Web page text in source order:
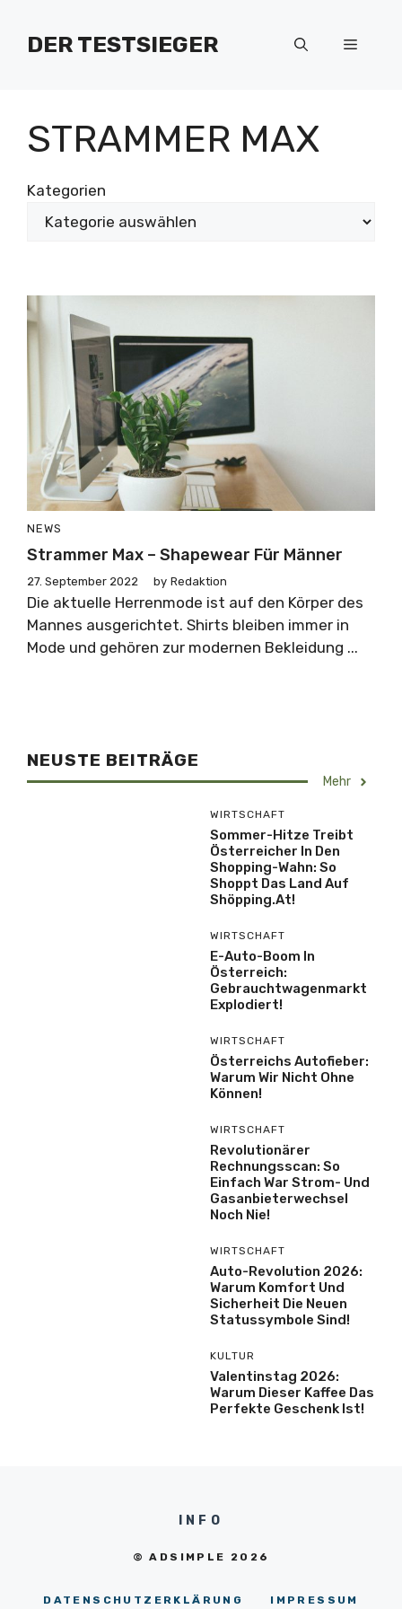
Inhalt
springenDER TESTSIEGER Menü
STRAMMER MAX
Kategorien
NEWS
Strammer Max – Shapewear Für Männer
27. September 2022 by Redaktion
Die aktuelle Herrenmode ist auf den Körper des
Mannes ausgerichtet. Shirts bleiben immer in
Mode und gehören zur modernen Bekleidung ...
NEUSTE BEITRÄGE
Mehr
WIRTSCHAFT
Sommer-Hitze Treibt
Österreicher In Den
Shopping-Wahn: So
Shoppt Das Land Auf
Shöpping.at!
WIRTSCHAFT
E-Auto-Boom In
Österreich:
Gebrauchtwagenmarkt
Explodiert!
WIRTSCHAFT
Österreichs Autofieber:
Warum Wir Nicht Ohne
Können!
WIRTSCHAFT
Revolutionärer
Rechnungsscan: So
Einfach War Strom- Und
Gasanbieterwechsel
Noch Nie!
WIRTSCHAFT
Auto-Revolution 2026:
Warum Komfort Und
Sicherheit Die Neuen
Statussymbole Sind!
KULTUR
Valentinstag 2026:
Warum Dieser Kaffee Das
Perfekte Geschenk Ist!
INFO
© ADSIMPLE 2026
DATENSCHUTZERKLÄRUNG IMPRESSUM